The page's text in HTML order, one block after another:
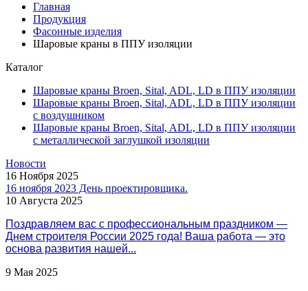
Главная
Продукция
Фасонные изделия
Шаровые краны в ППУ изоляции
Каталог
Шаровые краны Broen, Sital, ADL, LD в ППУ изоляции
Шаровые краны Broen, Sital, ADL, LD в ППУ изоляции
с воздушником
Шаровые краны Broen, Sital, ADL, LD в ППУ изоляции
с металлической заглушкой изоляции
Новости
16 Ноября 2025
16 ноября 2023 День проектировщика.
10 Августа 2025
Поздравляем вас с профессиональным праздником —
Днем строителя России 2025 года! Ваша работа — это
основа развития нашей...
9 Мая 2025